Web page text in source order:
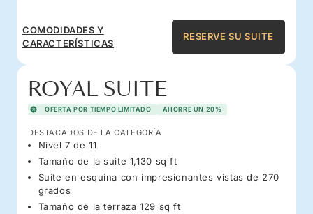
COMODIDADES Y
CARACTERÍSTICAS
RESERVE SU SUITE
ROYAL SUITE
OFERTA POR TIEMPO LIMITADO AHORRE UN 20%
DESTACADOS DE LA CATEGORÍA
Nivel 7 de 11
Tamaño de la suite 1,130 sq ft
Suite en esquina con impresionantes vistas de 270
grados
Tamaño de la terraza 129 sq ft